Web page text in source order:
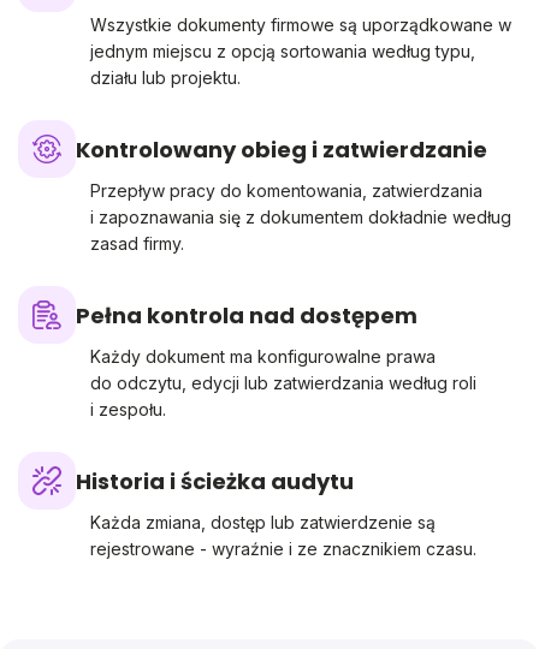
Wszystkie dokumenty firmowe są uporządkowane w
jednym miejscu z opcją sortowania według typu,
działu lub projektu.
Kontrolowany obieg i zatwierdzanie
Przepływ pracy do komentowania, zatwierdzania
i zapoznawania się z dokumentem dokładnie według
zasad firmy.
Pełna kontrola nad dostępem
Każdy dokument ma konfigurowalne prawa
do odczytu, edycji lub zatwierdzania według roli
i zespołu.
Historia i ścieżka audytu
Każda zmiana, dostęp lub zatwierdzenie są
rejestrowane - wyraźnie i ze znacznikiem czasu.